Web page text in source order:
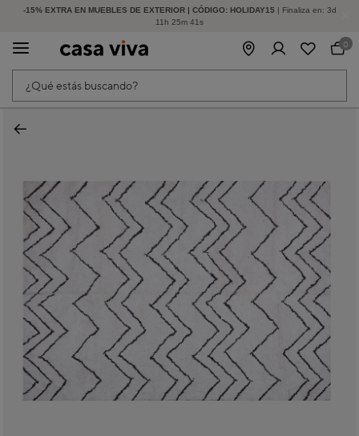
-15% EXTRA EN MUEBLES DE EXTERIOR | CÓDIGO: HOLIDAY15 | Finaliza en: 3d
11h 25m 41s
HASTA -60% DE DESCUENTO | SEGUNDAS REBAJAS
¿Qué estás buscando?
0